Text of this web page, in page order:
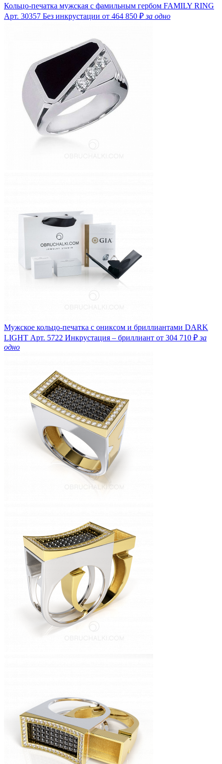
Кольцо-печатка мужская с фамильным гербом FAMILY RING
Арт. 30357 Без инкрустации от 464 850 ₽за одно
Мужское кольцо-печатка с ониксом и бриллиантами DARK
LIGHT Арт. 5722 Инкрустация – бриллиант от 304 710 ₽за
одно